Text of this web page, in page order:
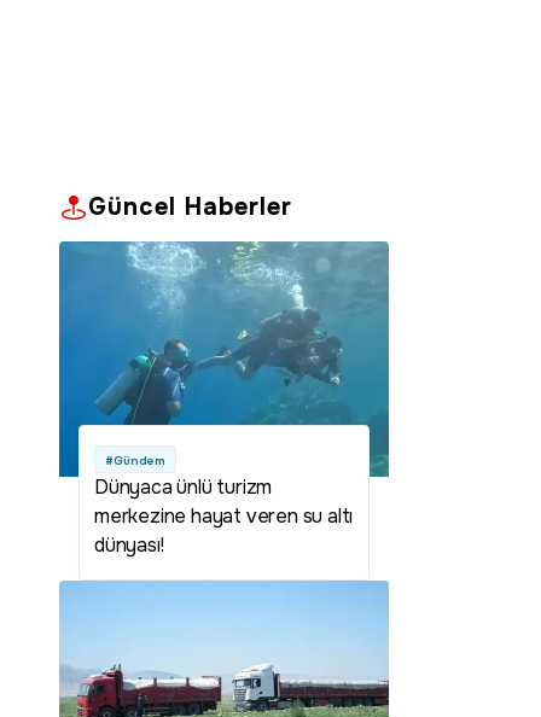
Güncel Haberler
#Gündem
Dünyaca ünlü turizm
merkezine hayat veren su altı
dünyası!